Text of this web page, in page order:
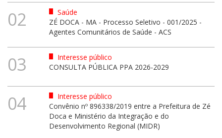
02
Saúde
ZÉ DOCA - MA - Processo Seletivo - 001/2025 -
Agentes Comunitários de Saúde - ACS
03
Interesse público
CONSULTA PÚBLICA PPA 2026-2029
04
Interesse público
Convênio nº 896338/2019 entre a Prefeitura de Zé
Doca e Ministério da Integração e do
Desenvolvimento Regional (MIDR)